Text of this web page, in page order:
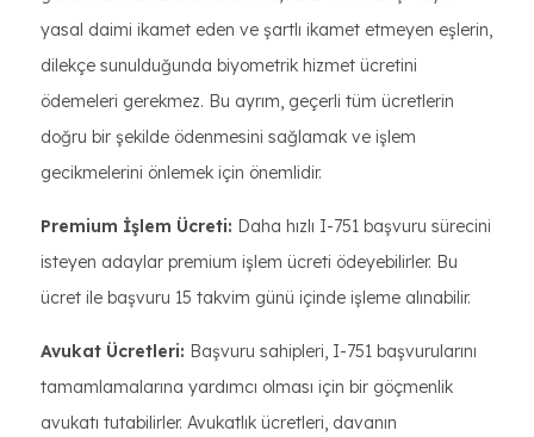
yasal daimi ikamet eden ve şartlı ikamet etmeyen eşlerin,
dilekçe sunulduğunda biyometrik hizmet ücretini
ödemeleri gerekmez. Bu ayrım, geçerli tüm ücretlerin
doğru bir şekilde ödenmesini sağlamak ve işlem
gecikmelerini önlemek için önemlidir.
Premium İşlem Ücreti: Daha hızlı I-751 başvuru sürecini
isteyen adaylar premium işlem ücreti ödeyebilirler. Bu
ücret ile başvuru 15 takvim günü içinde işleme alınabilir.
Avukat Ücretleri: Başvuru sahipleri, I-751 başvurularını
tamamlamalarına yardımcı olması için bir göçmenlik
avukatı tutabilirler. Avukatlık ücretleri, davanın